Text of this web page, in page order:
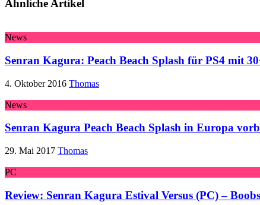
Ähnliche Artikel
News
Senran Kagura: Peach Beach Splash für PS4 mit
4. Oktober 2016 Thomas
News
Senran Kagura Peach Beach Splash in Europa
29. Mai 2017 Thomas
PC
Review: Senran Kagura Estival Versus (PC) –